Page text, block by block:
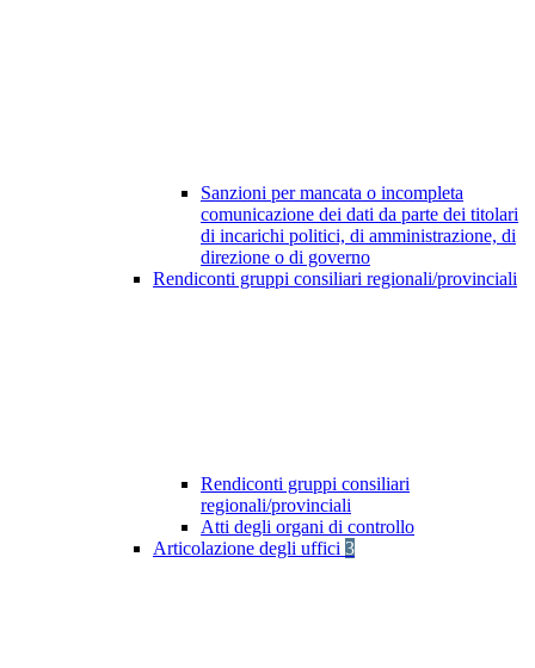
Sanzioni per mancata o incompleta
comunicazione dei dati da parte dei titolari
di incarichi politici, di amministrazione, di
direzione o di governo
Rendiconti gruppi consiliari regionali/provinciali
Rendiconti gruppi consiliari
regionali/provinciali
Atti degli organi di controllo
Articolazione degli uffici 3